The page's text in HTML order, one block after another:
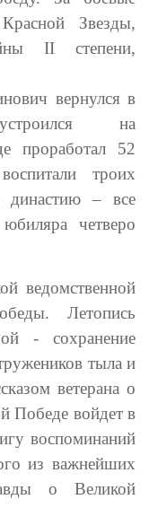
Звезды,
II степени,
вернулся в
на
проработал 52
троих
династию – все
четверо
ведомственной
Летопись
- сохранение
тыла и
ветерана о
Победе войдет в
воспоминаний
из важнейших
о Великой